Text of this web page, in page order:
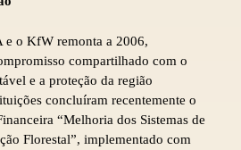
e o KfW remonta a 2006,
compartilhado com o
e a proteção da região
concluíram recentemente o
“Melhoria dos Sistemas de
Florestal”, implementado com